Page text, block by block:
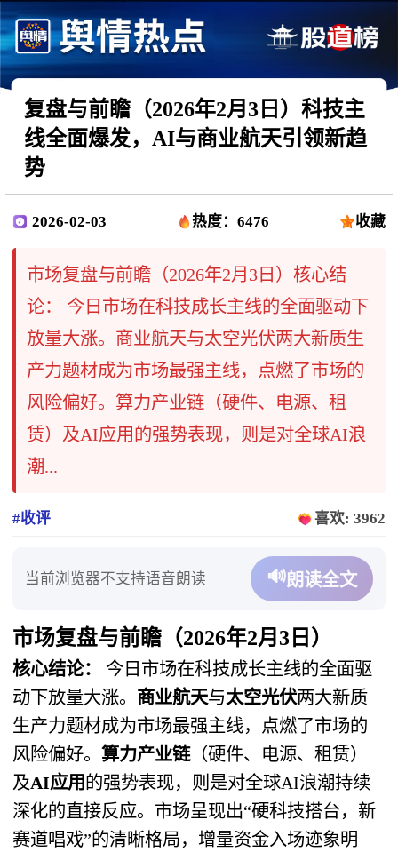
复盘与前瞻（2026年2月3日）科技主
线全面爆发，AI与商业航天引领新趋
势
2026-02-03 热度：6476 收藏
市场复盘与前瞻（2026年2月3日）核心结
论：​ 今日市场在科技成长主线的全面驱动下
放量大涨。商业航天与太空光伏两大新质生
产力题材成为市场最强主线，点燃了市场的
风险偏好。算力产业链（硬件、电源、租
赁）及AI应用的强势表现，则是对全球AI浪
潮...
#收评 喜欢: 3962
当前浏览器不支持语音朗读 🔊朗读全文
市场复盘与前瞻（2026年2月3日）
核心结论：
​ 今日市场在科技成长主线的全面驱
动下放量大涨。 商业航天与太空光伏两大新质
生产力题材成为市场最强主线，点燃了市场的
风险偏好。算力产业链（硬件、电源、租赁）
及AI应用的强势表现，则是对全球AI浪潮持续
深化的直接反应。市场呈现出“硬科技搭台，新
赛道唱戏”的清晰格局，增量资金入场迹象明